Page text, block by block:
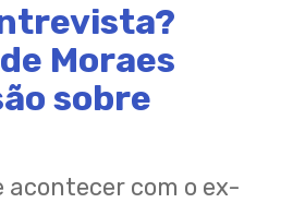
Moraes
sobre
acontecer com o ex-